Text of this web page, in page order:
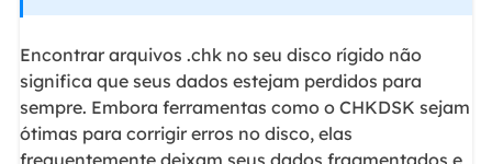
Encontrar arquivos .chk no seu disco rígido não
significa que seus dados estejam perdidos para
sempre. Embora ferramentas como o CHKDSK sejam
ótimas para corrigir erros no disco, elas
frequentemente deixam seus dados fragmentados e